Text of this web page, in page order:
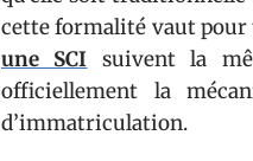
cette formalité vaut pour
une SCI suivent la
officiellement la
d’immatriculation.